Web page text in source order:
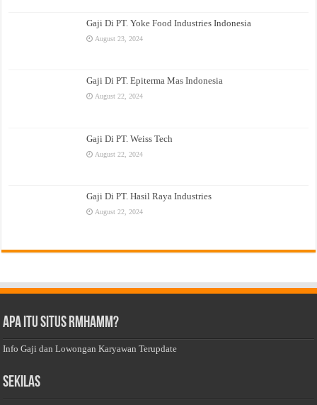
Gaji Di PT. Yoke Food Industries Indonesia
August 23, 2024
Gaji Di PT. Epiterma Mas Indonesia
August 22, 2024
Gaji Di PT. Weiss Tech
August 22, 2024
Gaji Di PT. Hasil Raya Industries
August 22, 2024
Apa Itu Situs Rmhamm?
Info Gaji dan Lowongan Karyawan Terupdate
Sekilas